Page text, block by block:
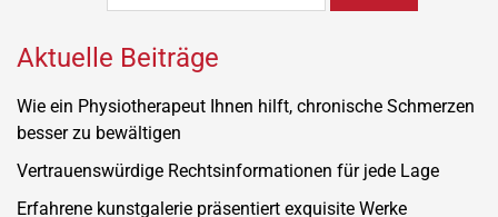
Aktuelle Beiträge
Wie ein Physiotherapeut Ihnen hilft, chronische Schmerzen
besser zu bewältigen
Vertrauenswürdige Rechtsinformationen für jede Lage
Erfahrene kunstgalerie präsentiert exquisite Werke